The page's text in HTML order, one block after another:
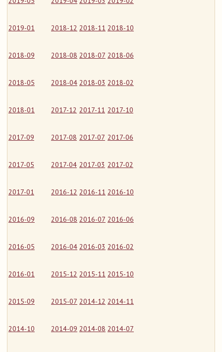
2019-01 2018-12 2018-11 2018-10
2018-09 2018-08 2018-07 2018-06
2018-05 2018-04 2018-03 2018-02
2018-01 2017-12 2017-11 2017-10
2017-09 2017-08 2017-07 2017-06
2017-05 2017-04 2017-03 2017-02
2017-01 2016-12 2016-11 2016-10
2016-09 2016-08 2016-07 2016-06
2016-05 2016-04 2016-03 2016-02
2016-01 2015-12 2015-11 2015-10
2015-09 2015-07 2014-12 2014-11
2014-10 2014-09 2014-08 2014-07